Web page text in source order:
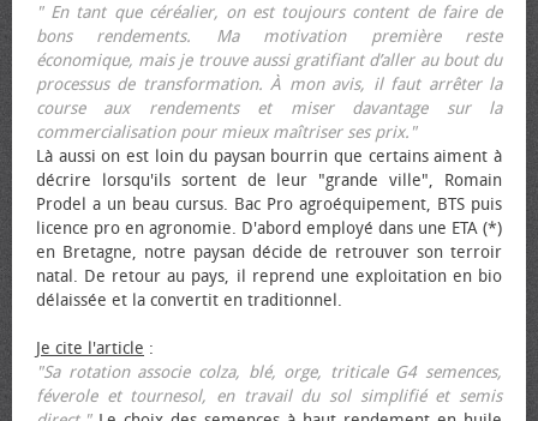
" En tant que céréalier, on est toujours content de faire de
bons rendements. Ma motivation première reste
économique, mais je trouve aussi gratifiant d’aller au bout du
processus de transformation. À mon avis, il faut arrêter la
course aux rendements et miser davantage sur la
commercialisation pour mieux maîtriser ses prix."
Là aussi on est loin du paysan bourrin que certains aiment à
décrire lorsqu'ils sortent de leur "grande ville", Romain
Prodel a un beau cursus. Bac Pro agroéquipement, BTS puis
licence pro en agronomie. D'abord employé dans une ETA (*)
en Bretagne, notre paysan décide de retrouver son terroir
natal. De retour au pays, il reprend une exploitation en bio
délaissée et la convertit en traditionnel.
Je cite l'article :
"Sa rotation associe colza, blé, orge, triticale G4 semences,
féverole et tournesol, en travail du sol simplifié et semis